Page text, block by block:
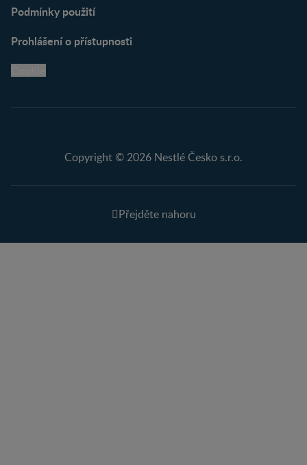
Podmínky použití
Prohlášení o přístupnosti
Copyright © 2026 Nestlé Česko s.r.o.
Přejděte nahoru